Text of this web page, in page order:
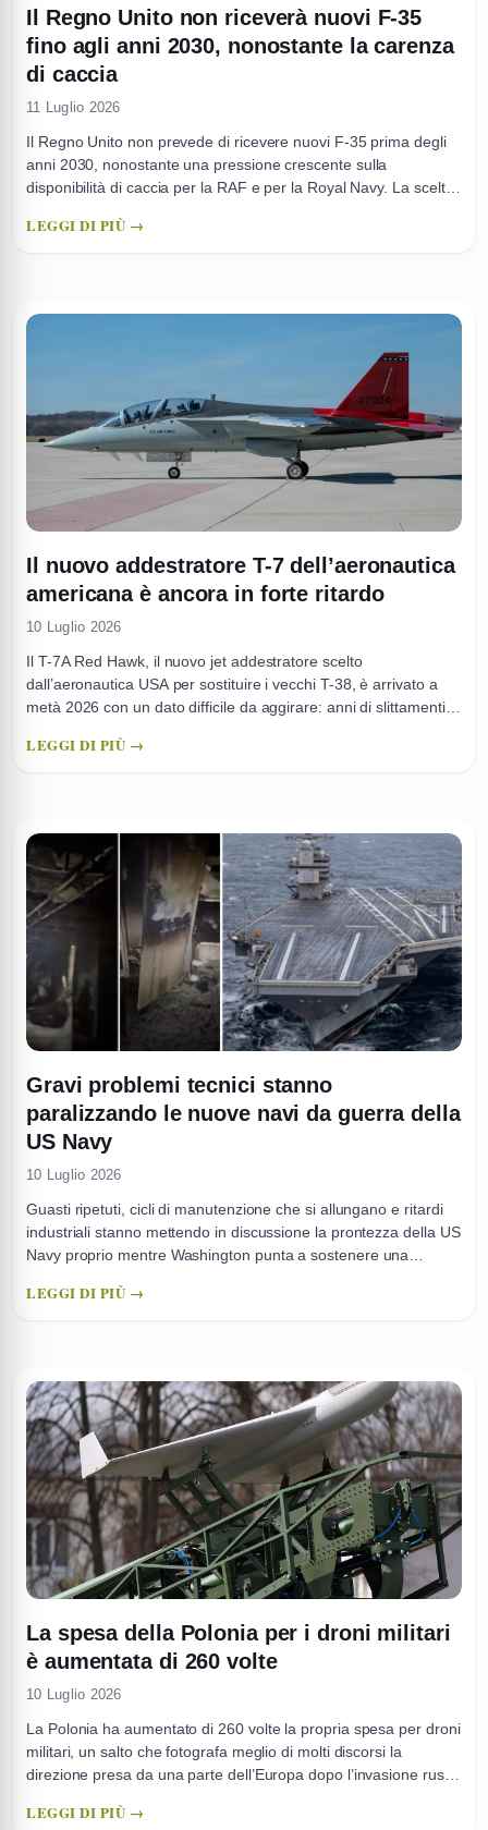
Il Regno Unito non riceverà nuovi F-35
fino agli anni 2030, nonostante la carenza
di caccia
11 Luglio 2026
Il Regno Unito non prevede di ricevere nuovi F-35 prima degli
anni 2030, nonostante una pressione crescente sulla
disponibilità di caccia per la RAF e per la Royal Navy. La scelta
il Defence Command Paper 2021, che hanno ridotto i numeri e
LEGGI DI PIÙ →
Il nuovo addestratore T-7 dell’aeronautica
americana è ancora in forte ritardo
10 Luglio 2026
Il T-7A Red Hawk, il nuovo jet addestratore scelto
dall’aeronautica USA per sostituire i vecchi T-38, è arrivato a
metà 2026 con un dato difficile da aggirare: anni di slittamenti e
Il programma, assegnato a Boeing nel 2018 con un contratto
LEGGI DI PIÙ →
Gravi problemi tecnici stanno
paralizzando le nuove navi da guerra della
US Navy
10 Luglio 2026
Guasti ripetuti, cicli di manutenzione che si allungano e ritardi
industriali stanno mettendo in discussione la prontezza della US
Navy proprio mentre Washington punta a sostenere una
singoli incidenti, ma un insieme di criticità tecniche e
LEGGI DI PIÙ →
La spesa della Polonia per i droni militari
è aumentata di 260 volte
10 Luglio 2026
La Polonia ha aumentato di 260 volte la propria spesa per droni
militari, un salto che fotografa meglio di molti discorsi la
direzione presa da una parte dell’Europa dopo l’invasione russa
priorità, con risorse che si spostano verso piattaforme senza
LEGGI DI PIÙ →